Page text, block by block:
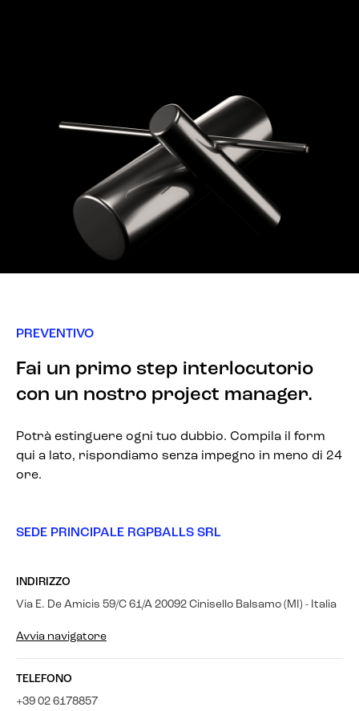
PREVENTIVO
Fai un primo step interlocutorio
con un nostro project manager.
Potrà estinguere ogni tuo dubbio. Compila il form
qui a lato, rispondiamo senza impegno in meno di 24
ore.
SEDE PRINCIPALE RGPBALLS SRL
INDIRIZZO
Via E. De Amicis 59/C 61/A 20092 Cinisello Balsamo (MI) - Italia
Avvia navigatore
TELEFONO
+39 02 6178857